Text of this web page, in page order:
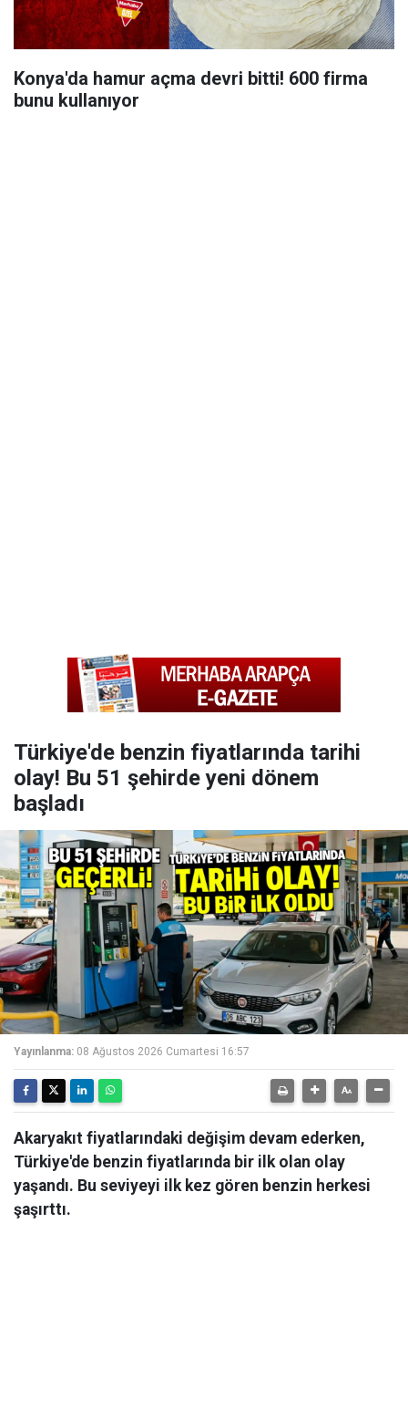
Konya'da hamur açma devri bitti! 600 firma
bunu kullanıyor
Türkiye'de benzin fiyatlarında tarihi
olay! Bu 51 şehirde yeni dönem
başladı
Yayınlanma: 08 Ağustos 2026 Cumartesi 16:57
Akaryakıt fiyatlarındaki değişim devam ederken,
Türkiye'de benzin fiyatlarında bir ilk olan olay
yaşandı. Bu seviyeyi ilk kez gören benzin herkesi
şaşırttı.